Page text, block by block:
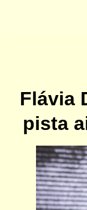
Flávia
pista